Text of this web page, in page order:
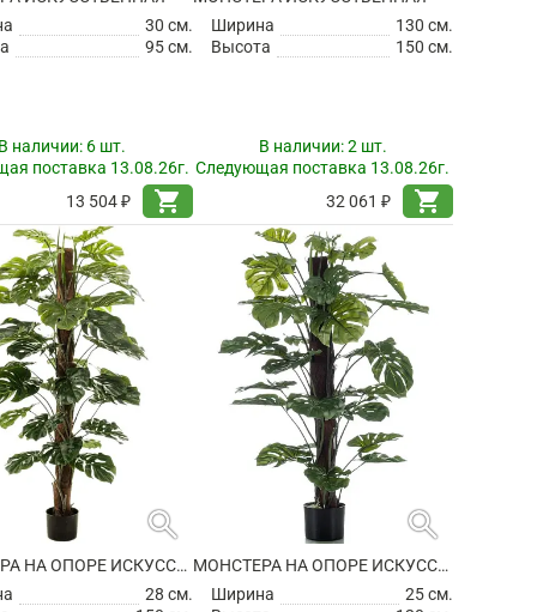
30 см.
95 см.
наличии: 6 шт.
поставка 13.08.26г.
13 504 ₽
shopping_cart
Ширина
130 см.
Высота
150 см.
В наличии:2 шт.
Следующая поставка 13.08.26г.
32 061 ₽
shopping_cart
search
МОНСТЕРА НА ОПОРЕ ИСКУССТВЕННАЯ
28 см.
search
МОНСТЕРА НА ОПОРЕ ИСКУССТВЕННАЯ
Ширина
25 см.